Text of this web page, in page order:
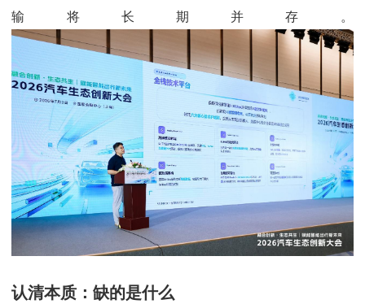
输将长期并存。
认清本质：缺的是什么